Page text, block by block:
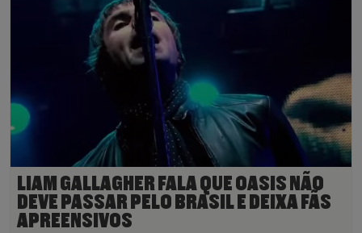
LIAM GALLAGHER FALA QUE OASIS NÃO
DEVE PASSAR PELO BRASIL E DEIXA FÃS
APREENSIVOS